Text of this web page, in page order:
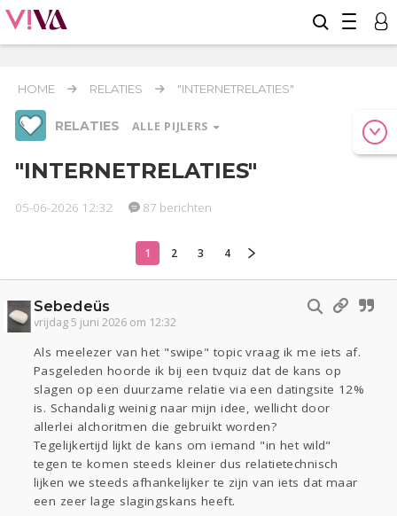
HOME RELATIES "INTERNETRELATIES"
RELATIES ALLE PIJLERS
Werk & Studie
Seks Gezondheid
Coronavirus
Overig
Actueel Oekraïne
Zwanger
Psyche Thuis
Klussen
Sport
Contact Viva zoekt
Aangeboden
Gevraagd
Horen Doen
Lezen
"INTERNETRELATIES"
05-06-2026 12:32 87 berichten
1 2 3 4
Sebedeüs
vrijdag 5 juni 2026 om 12:32
Als meelezer van het "swipe" topic vraag ik me iets af.
Pasgeleden hoorde ik bij een tvquiz dat de kans op
slagen op een duurzame relatie via een datingsite 12%
is. Schandalig weinig naar mijn idee, wellicht door
allerlei alchoritmen die gebruikt worden?
Tegelijkertijd lijkt de kans om iemand "in het wild"
tegen te komen steeds kleiner dus relatietechnisch
lijken we steeds afhankelijker te zijn van iets dat maar
een zeer lage slagingskans heeft.